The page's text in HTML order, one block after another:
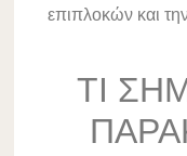
επιπλοκών και
ΤΙ